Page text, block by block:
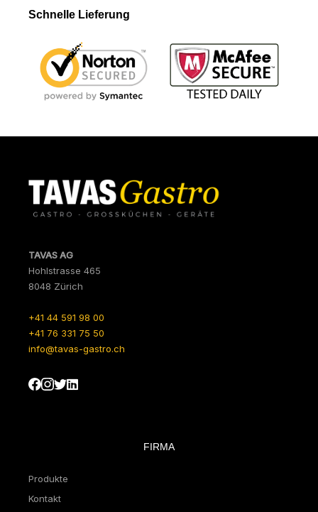
Schnelle Lieferung
TAVAS AG
Hohlstrasse 465
8048 Zürich
+41 44 591 98 00
+41 76 331 75 50
info@tavas-gastro.ch
FIRMA
Produkte
Kontakt